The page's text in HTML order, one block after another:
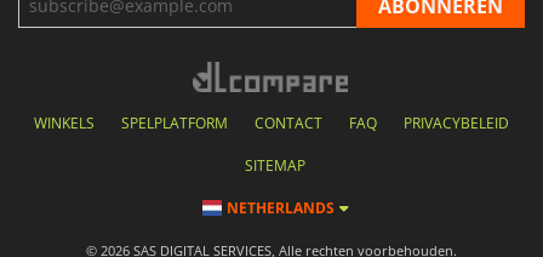
WINKELS SPELPLATFORM CONTACT FAQ PRIVACYBELEID
SITEMAP
NETHERLANDS
© 2026 SAS DIGITAL SERVICES, Alle rechten voorbehouden.